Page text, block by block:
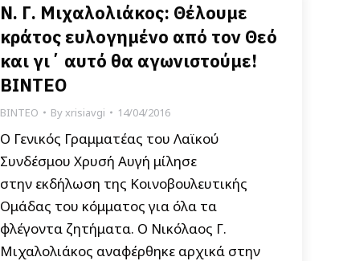
Ν. Γ. Μιχαλολιάκος: Θέλουμε
κράτος ευλογημένο από τον Θεό
και γι΄ αυτό θα αγωνιστούμε!
BINTEO
ΒΙΝΤΕΟ Byxrisiavgi 14/04/2016
Ο Γενικός Γραμματέας του Λαϊκού
Συνδέσμου Χρυσή Αυγή μίλησε
στην εκδήλωση της Κοινοβουλευτικής
Ομάδας του κόμματος για όλα τα
φλέγοντα ζητήματα. Ο Νικόλαος Γ.
Μιχαλολιάκος αναφέρθηκε αρχικά στην